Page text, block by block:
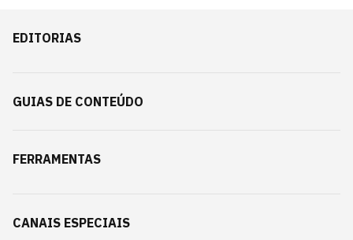
EDITORIAS
GUIAS DE CONTEÚDO
FERRAMENTAS
CANAIS ESPECIAIS